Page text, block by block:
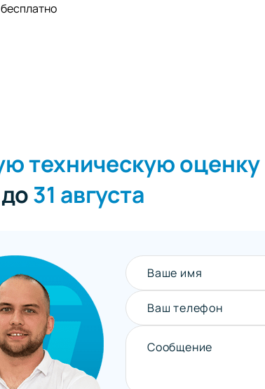
техническую оценку
31 августа
Ваше имя
Ваш телефон
Сообщение